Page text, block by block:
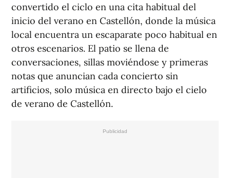
convertido el ciclo en una cita habitual del
inicio del verano en Castellón, donde la música
local encuentra un escaparate poco habitual en
otros escenarios. El patio se llena de
conversaciones, sillas moviéndose y primeras
notas que anuncian cada concierto sin
artificios, solo música en directo bajo el cielo
de verano de Castellón.